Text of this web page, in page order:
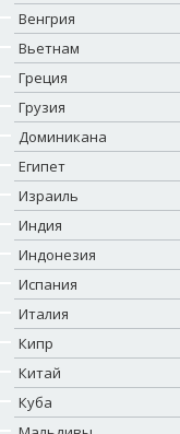
Венгрия
Вьетнам
Греция
Грузия
Доминикана
Египет
Израиль
Индия
Индонезия
Испания
Италия
Кипр
Китай
Куба